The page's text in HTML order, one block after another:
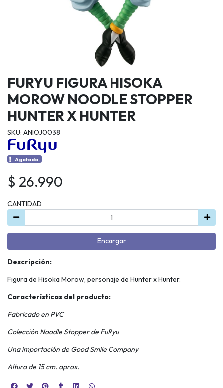
FURYU FIGURA HISOKA
MOROW NOODLE STOPPER
HUNTER X HUNTER
SKU: ANIOJ0038
Agotado.
$ 26.990
CANTIDAD
Encargar
Descripción:
Figura de Hisoka Morow, personaje de Hunter x Hunter.
Características del producto:
Fabricado en PVC
Colección Noodle Stopper de FuRyu
Una importación de Good Smile Company
Altura de 15 cm. aprox.